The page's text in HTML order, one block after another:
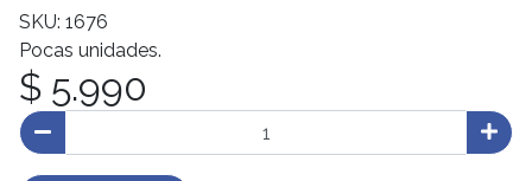
SKU: 1676
Pocas unidades.
$ 5.990